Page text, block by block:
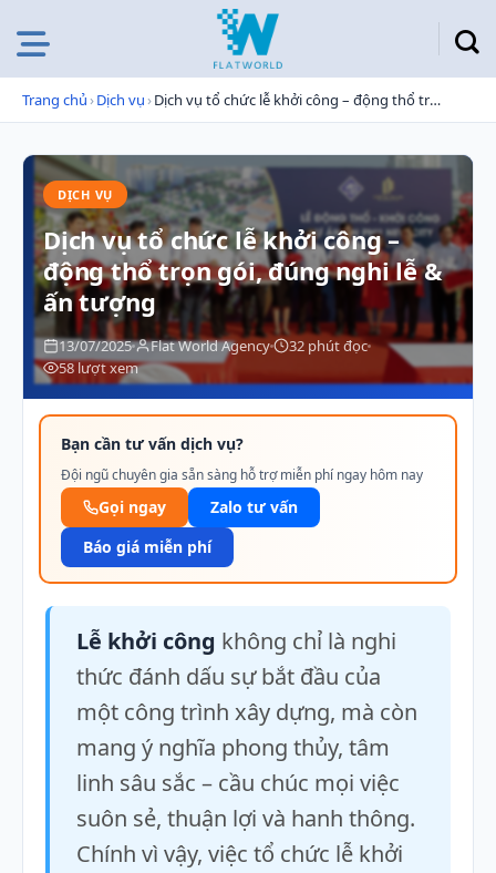
đến
dungTrang chủ›Dịch vụ› Dịch vụ tổ chức lễ khởi công – động thổ trọn gói, đúng nghi lễ & ấn tượng
DỊCH VỤ
Dịch vụ tổ chức lễ khởi công –
động thổ trọn gói, đúng nghi lễ &
ấn tượng
13/07/2025 Flat World Agency
32 phút đọc
58 lượt xem
Bạn cần tư vấn dịch vụ?
Đội ngũ chuyên gia sẵn sàng hỗ trợ miễn phí ngay hôm nay
Gọi ngay
Zalo tư vấn
Báo giá miễn phí
Lễ khởi công không chỉ là nghi
thức đánh dấu sự bắt đầu của
một công trình xây dựng, mà còn
mang ý nghĩa phong thủy, tâm
linh sâu sắc – cầu chúc mọi việc
suôn sẻ, thuận lợi và hanh thông.
Chính vì vậy, việc tổ chức lễ khởi